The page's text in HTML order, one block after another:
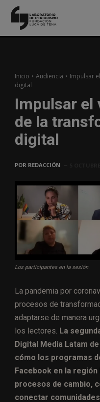
Inicio Audiencia
Impulsar
digital
Impulsar el
de la
digital
POR REDACCIÓN
Los participantes en la sesión.
La pandemia por
procesos de
adaptarse de manera
los lectores. La
Digital Media Latam
cómo los programas
Facebook en la
procesos de cambio,
conectar